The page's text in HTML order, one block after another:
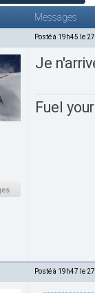
Messages
Posté à 19h45 le
Je
Fuel
Posté à 19h47 le